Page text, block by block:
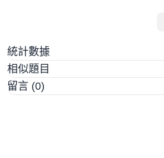
統計數據
相似題目
留言 (0)